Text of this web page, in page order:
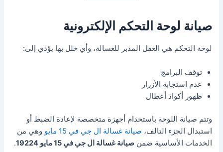
صيانة لوحة التحكم الإلكترونية
لوحة التحكم هي العقل المدبر للغسالة، وأي خلل بها يؤدي إلى:
توقف البرامج
عدم استجابة الأزرار
ظهور أكواد أعطال
وتتم صيانة اللوحة باستخدام أجهزة متخصصة لإعادة الضبط أو
استبدال الجزء التالف، صيانة غسالة ال جي في 15 مايو
وهي من
الخدمات الأساسية ضمنصيانة غسالة ال جي في 15 مايو 19224 .